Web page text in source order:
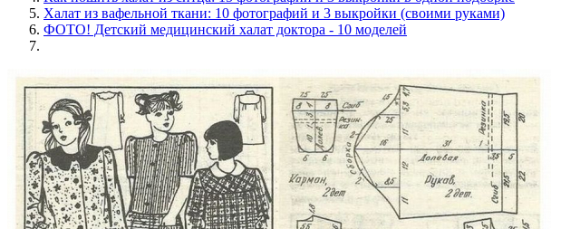
Халат из вафельной ткани: 10 фотографий и 3 выкройки (своими руками)
ФОТО! Детский медицинский халат доктора - 10 моделей